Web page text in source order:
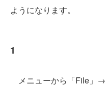
ようになります。
1
メニューから「File」